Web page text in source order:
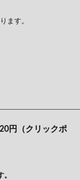
ます。
円（クリックポ